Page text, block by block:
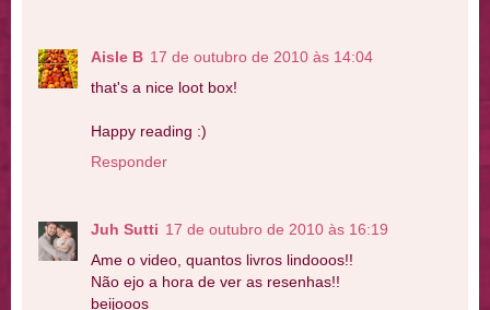
Aisle B 17 de outubro de 2010 às 14:04
that's a nice loot box!
Happy reading :)
Responder
Juh Sutti 17 de outubro de 2010 às 16:19
Ame o video, quantos livros lindooos!!
Não ejo a hora de ver as resenhas!!
beijooos